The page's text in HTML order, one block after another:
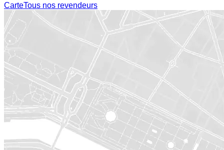
CarteTous nos revendeurs